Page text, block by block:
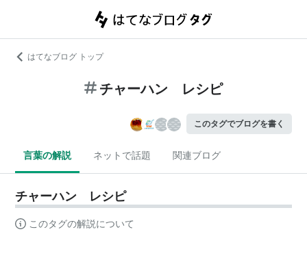
はてなブログ トップ
チャーハン レシピ
このタグでブログを書く
言葉の解説 ネットで話題 関連ブログ
チャーハン レシピ
このタグの解説について